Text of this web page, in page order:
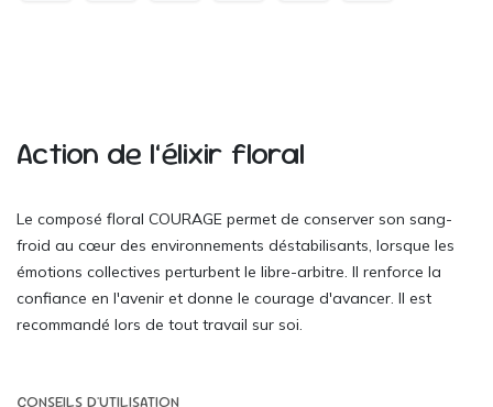
Action de l’élixir floral
Le composé floral COURAGE permet de conserver son sang-
froid au cœur des environnements déstabilisants, lorsque les
émotions collectives perturbent le libre-arbitre. Il renforce la
confiance en l'avenir et donne le courage d'avancer. Il est
recommandé lors de tout travail sur soi.
CONSEILS D'UTILISATION